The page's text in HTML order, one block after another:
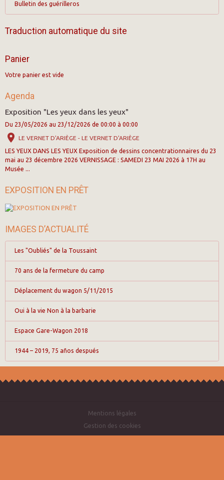
Bulletin des guérilleros
Traduction automatique du site
Panier
Votre panier est vide
Agenda
Exposition "Les yeux dans les yeux"
Du 23/05/2026 au 23/12/2026 de 00:00 à 00:00
LE VERNET D'ARIÈGE - LE VERNET D'ARIÈGE
LES YEUX DANS LES YEUX Exposition de dessins concentrationnaires du 23
mai au 23 décembre 2026 VERNISSAGE : SAMEDI 23 MAI 2026 à 17H au
Musée ...
EXPOSITION EN PRÊT
IMAGES D’ACTUALITÉ
Les "Oubliés" de la Toussaint
70 ans de la fermeture du camp
Déplacement du wagon 5/11/2015
Oui à la vie Non à la barbarie
Espace Gare-Wagon 2018
1944 – 2019, 75 años después
Mentions légales
Gestion des cookies